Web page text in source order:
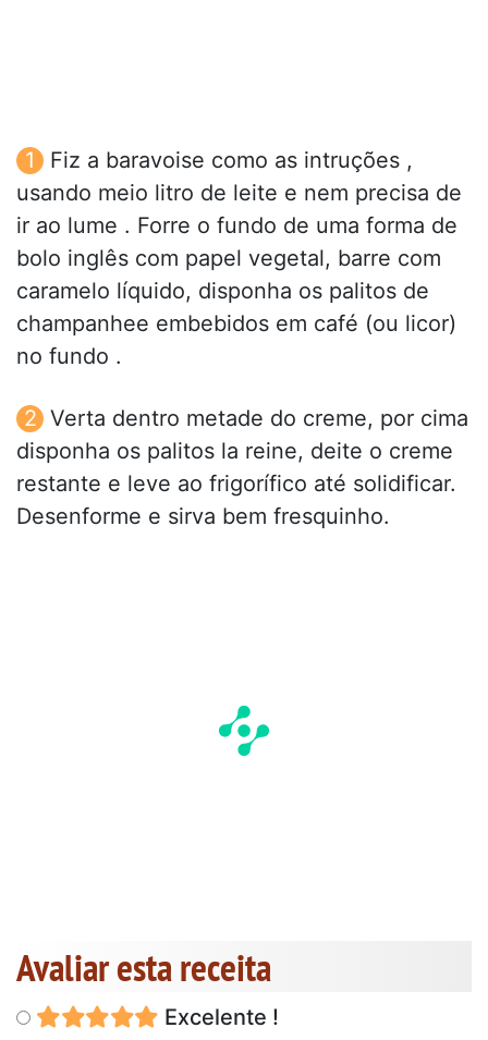
Fiz a baravoise como as intruções ,
usando meio litro de leite e nem precisa de
ir ao lume . Forre o fundo de uma forma de
bolo inglês com papel vegetal, barre com
caramelo líquido, disponha os palitos de
champanhee embebidos em café (ou licor)
no fundo .
Verta dentro metade do creme, por cima
disponha os palitos la reine, deite o creme
restante e leve ao frigorífico até solidificar.
Desenforme e sirva bem fresquinho.
Avaliar esta receita
Excelente !